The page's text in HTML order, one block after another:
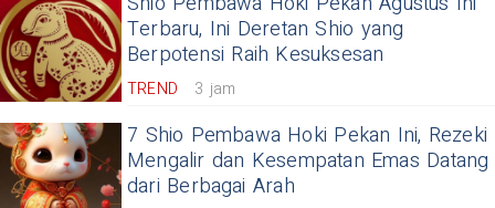
Terbaru, Ini Deretan Shio yang
Berpotensi Raih Kesuksesan
TREND 3 jam
7 Shio Pembawa Hoki Pekan Ini, Rezeki
Mengalir dan Kesempatan Emas Datang
dari Berbagai Arah